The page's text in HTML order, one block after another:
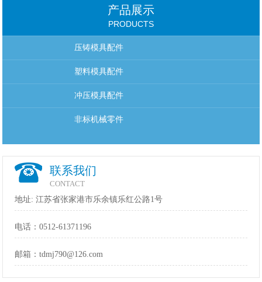
产品展示
PRODUCTS
压铸模具配件
塑料模具配件
冲压模具配件
非标机械零件
联系我们
CONTACT
地址: 江苏省张家港市乐余镇乐红公路1号
电话：0512-61371196
邮箱：tdmj790@126.com